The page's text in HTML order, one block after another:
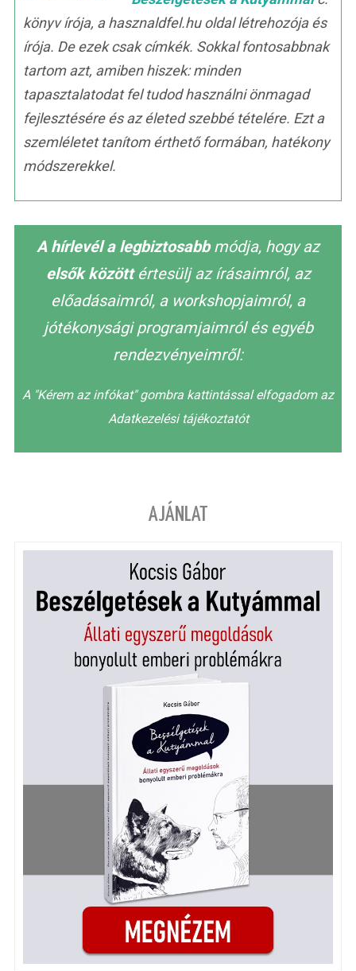
könyv írója, a hasznaldfel.hu oldal létrehozója és
írója. De ezek csak címkék. Sokkal fontosabbnak
tartom azt, amiben hiszek: minden
tapasztalatodat fel tudod használni önmagad
fejlesztésére és az életed szebbé tételére. Ezt a
szemléletet tanítom érthető formában, hatékony
módszerekkel.
A hírlevél a legbiztosabbmódja, hogy az
elsők közöttértesülj az írásaimról, az
előadásaimról, a workshopjaimról, a
jótékonysági programjaimról és egyéb
rendezvényeimről:
A "Kérem az infókat" gombra kattintással elfogadom az
Adatkezelési tájékoztatót
AJÁNLAT